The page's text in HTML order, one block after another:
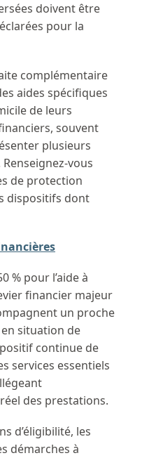
doivent être
pour la
complémentaire
aides spécifiques
de leurs
souvent
plusieurs
vous
de protection
dispositifs dont
% pour l’aide à
financier majeur
un proche
situation de
continue de
services essentiels
des prestations.
d’éligibilité, les
démarches à